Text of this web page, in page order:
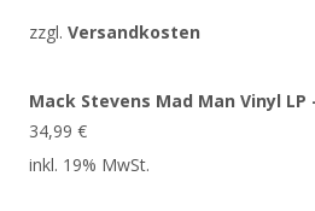
zzgl. Versandkosten
Mack Stevens Mad Man Vinyl
34,99 €
inkl. 19% MwSt.